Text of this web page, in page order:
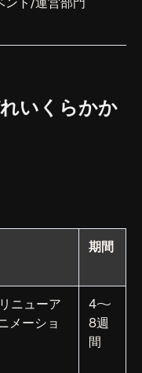
ント/運営部門
いくらかか
期間
ニューア
メーショ
4〜
8週
間